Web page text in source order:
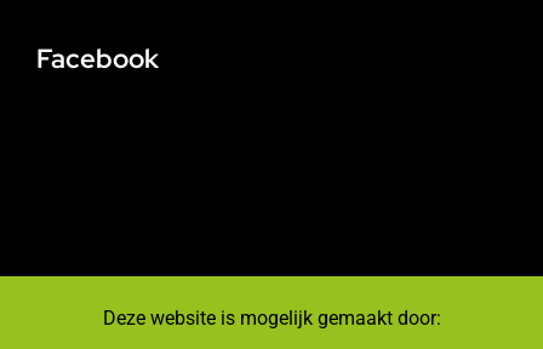
Facebook
Deze website is mogelijk gemaakt door: